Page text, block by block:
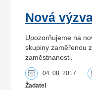
Nová
Upozorňujeme na
skupiny zaměřenou
zaměstnanosti.
04. 08. 2017
Žadatel